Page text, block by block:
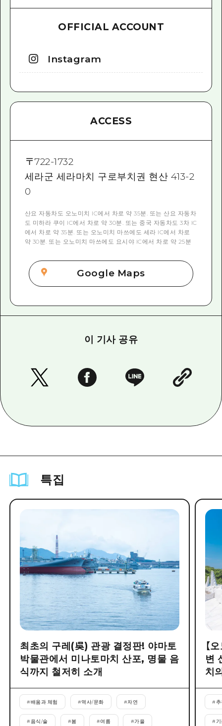
OFFICIAL ACCOUNT
Instagram
ACCESS
〒722-1732
세라군 세라마치 구로부치권 현산 413-2
0
산요 자동차도 오노미치 IC에서 차로 약 35분. 또는 산요 자동차
도 미하라 쿠이 IC에서 차로 약 30분. 또는 중국 자동차도 3차 IC
에서 차로 약 35분. 또는 오노미치 마쓰에도 세라 IC에서 차로
약 30분. 또는 오노미치 마쓰에도 요시야 IC에서 차로 약 25분
Google Maps
이 기사 공유
특집
최초의 구레(吳) 관광 결정판! 야마토
박물관에서 미나토마치 산포, 명물 음
식까지 철저히 소개
#배움과 체험 #역사/문화 #자연
#음식/술 #봄 #여름 #가을
【
변
치
#
#